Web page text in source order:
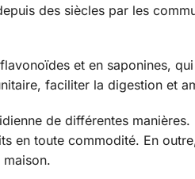
des siècles par les
et en saponines,
faciliter la digestion et
de différentes manières.
en toute commodité. En